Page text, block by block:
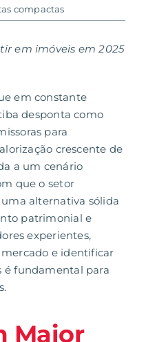
compactas
em imóveis em 2025
em constante
desponta como
para
crescente de
a um cenário
que o setor
alternativa sólida
patrimonial e
experientes,
e identificar
é fundamental para
Maior